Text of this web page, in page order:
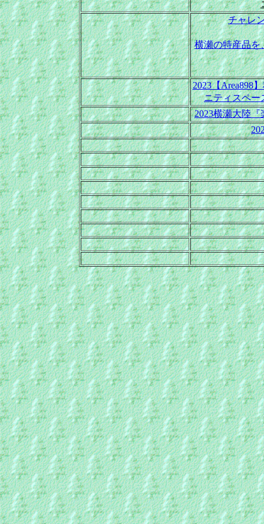
チャレ
横瀬の特産品を
2023【Area898
ニティスペー
2023横瀬大陸